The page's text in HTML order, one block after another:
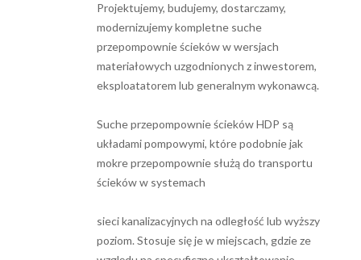
Projektujemy, budujemy, dostarczamy,
modernizujemy kompletne suche
przepompownie ścieków w wersjach
materiałowych uzgodnionych z inwestorem,
eksploatatorem lub generalnym wykonawcą.
Suche przepompownie ścieków HDP są
układami pompowymi, które podobnie jak
mokre przepompownie służą do transportu
ścieków w systemach
sieci kanalizacyjnych na odległość lub wyższy
poziom. Stosuje się je w miejscach, gdzie ze